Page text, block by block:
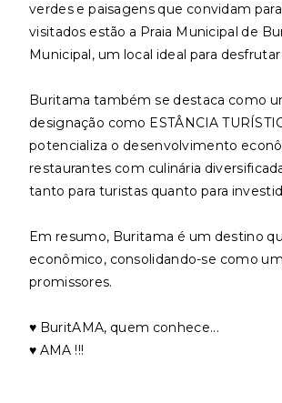
verdes e paisagens que convidam
visitados estão a Praia Municipal de
Municipal, um local ideal para
Buritama também se destaca como
designação como ESTÂNCIA
potencializa o desenvolvimento
restaurantes com culinária
tanto para turistas quanto para
Em resumo, Buritama é um destino
econômico, consolidando-se como
promissores.
♥️ BuritAMA, quem conhece...
♥️ AMA !!!